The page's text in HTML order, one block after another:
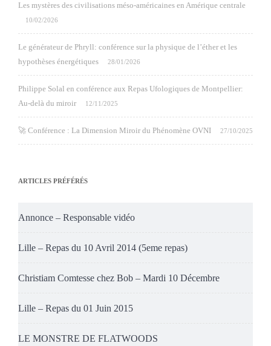
Les mystères des civilisations méso-américaines en Amérique centrale
10/02/2026
Le générateur de Phryll: conférence sur la physique de l’éther et les
hypothèses énergétiques
28/01/2026
Philippe Solal en conférence aux Repas Ufologiques de Montpellier:
Au-delà du miroir
12/11/2025
🚀 Conférence : La Dimension Miroir du Phénomène OVNI 27/10/2025
ARTICLES PRÉFÉRÉS
Annonce – Responsable vidéo
Lille – Repas du 10 Avril 2014 (5eme repas)
Christiam Comtesse chez Bob – Mardi 10 Décembre
Lille – Repas du 01 Juin 2015
LE MONSTRE DE FLATWOODS